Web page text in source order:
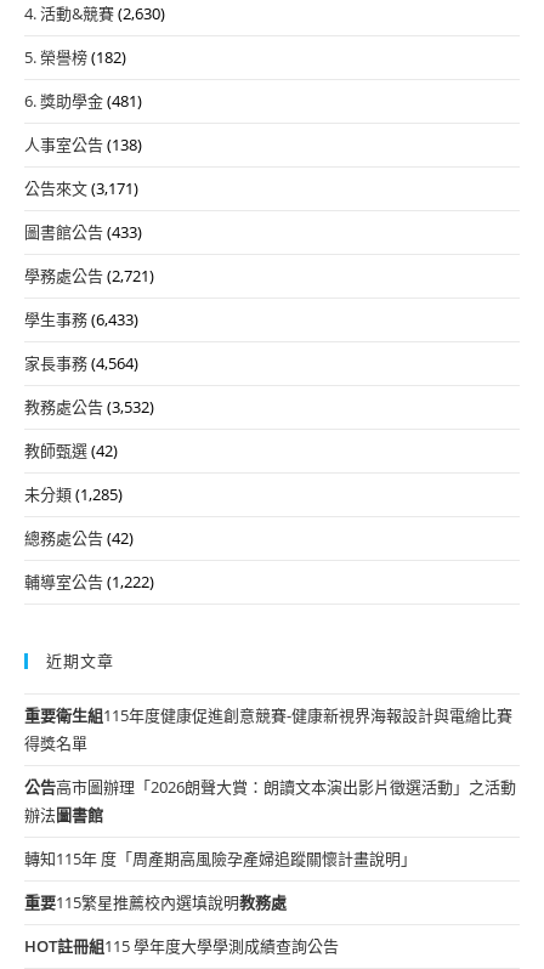
4. 活動&競賽(2,630)
5. 榮譽榜(182)
6. 獎助學金(481)
人事室公告(138)
公告來文(3,171)
圖書館公告(433)
學務處公告(2,721)
學生事務(6,433)
家長事務(4,564)
教務處公告(3,532)
教師甄選(42)
未分類(1,285)
總務處公告(42)
輔導室公告(1,222)
近期文章
重要衛生組115年度健康促進創意競賽-健康新視界海報設計與電繪比賽
得獎名單
公告高市圖辦理「2026朗聲大賞：朗讀文本演出影片徵選活動」之活動
辦法圖書館
轉知115年 度「周產期高風險孕產婦追蹤關懷計畫說明」
重要115繁星推薦校內選填說明教務處
HOT註冊組115 學年度大學學測成績查詢公告